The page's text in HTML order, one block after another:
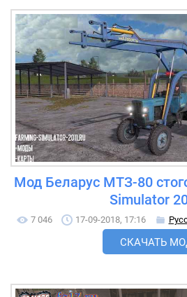
Мод Беларус МТЗ-80
Simulator
7 046 17-09-2018, 17:16
СКАЧАТЬ